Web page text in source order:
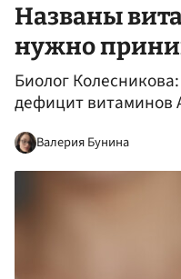
Названы
нужно
Биолог
дефицит витаминов
Валерия Бунина